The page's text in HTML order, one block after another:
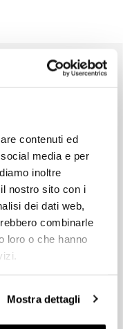
contenuti ed
media e per
inoltre
nostro sito con i
dei dati web,
combinarle
loro o che hanno
Mostra dettagli
individuellen
vorschwebt, die Pratic-
bei der Planung des
und maßgeschneiderte
Füllen Sie jetzt das
erhalten oder um von
zu werden.